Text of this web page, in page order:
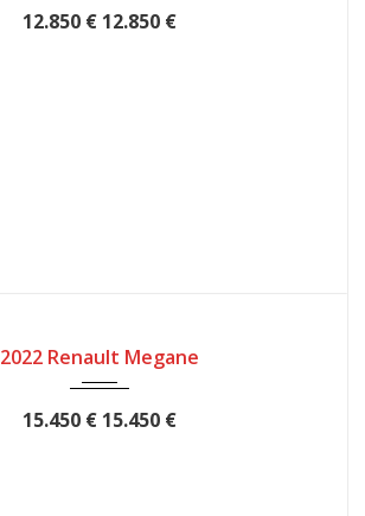
12.850 € 12.850 €
2022 Renault Megane
15.450 € 15.450 €